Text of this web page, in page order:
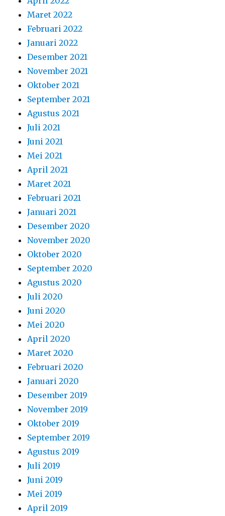
Maret 2022
Februari 2022
Januari 2022
Desember 2021
November 2021
Oktober 2021
September 2021
Agustus 2021
Juli 2021
Juni 2021
Mei 2021
April 2021
Maret 2021
Februari 2021
Januari 2021
Desember 2020
November 2020
Oktober 2020
September 2020
Agustus 2020
Juli 2020
Juni 2020
Mei 2020
April 2020
Maret 2020
Februari 2020
Januari 2020
Desember 2019
November 2019
Oktober 2019
September 2019
Agustus 2019
Juli 2019
Juni 2019
Mei 2019
April 2019